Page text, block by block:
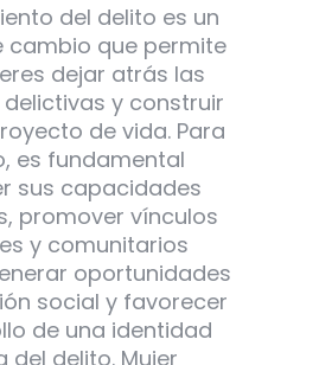
del delito es un
cambio que permite
dejar atrás las
y construir
de vida. Para
es fundamental
sus capacidades
promover vínculos
y comunitarios
oportunidades
social y favorecer
de una identidad
del delito. Mujer